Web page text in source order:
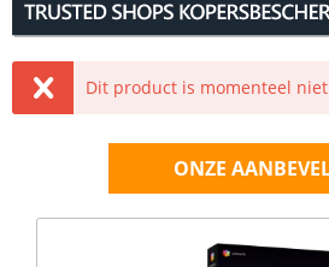
Dit product is momenteel
ONZE